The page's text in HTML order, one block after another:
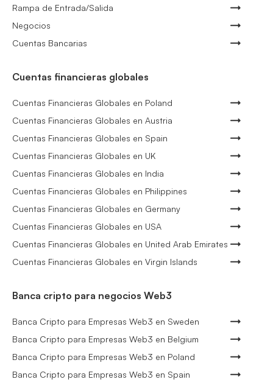
Rampa de Entrada/Salida
Negocios
Cuentas Bancarias
Cuentas financieras globales
Cuentas Financieras Globales en Poland
Cuentas Financieras Globales en Austria
Cuentas Financieras Globales en Spain
Cuentas Financieras Globales en UK
Cuentas Financieras Globales en India
Cuentas Financieras Globales en Philippines
Cuentas Financieras Globales en Germany
Cuentas Financieras Globales en USA
Cuentas Financieras Globales en United Arab Emirates
Cuentas Financieras Globales en Virgin Islands
Banca cripto para negocios Web3
Banca Cripto para Empresas Web3 en Sweden
Banca Cripto para Empresas Web3 en Belgium
Banca Cripto para Empresas Web3 en Poland
Banca Cripto para Empresas Web3 en Spain